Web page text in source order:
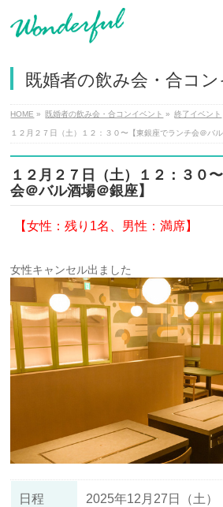
既婚者の飲み会・合コン
HOME » 既婚者の飲み会・合コンイベント » 終了イベント
１２月２７日（土）１２：３０〜【東銀座でランチ会＠バル
１２月２７日（土）１２：３０
会＠バル酒場＠銀座】
【女性：残り1名、 男性：満席】
女性キャンセル出ました
日程 2025年12月27日（土）